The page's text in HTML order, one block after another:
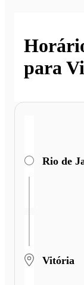
para
Rio de
Vitória